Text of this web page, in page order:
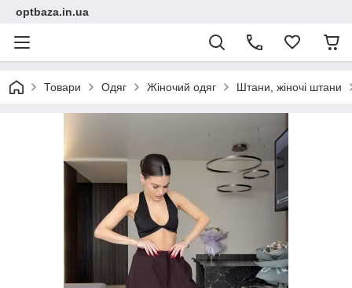
optbaza.in.ua
Товари Одяг Жіночий одяг Штани, жіночі штани